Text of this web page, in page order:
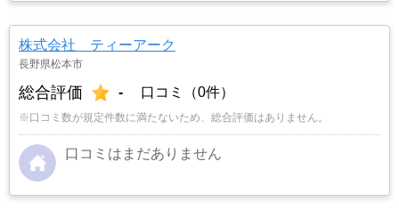
株式会社 ティーアーク
長野県松本市
総合評価 - 口コミ（0件）
※口コミ数が規定件数に満たないため、総合評価はありません。
口コミはまだありません